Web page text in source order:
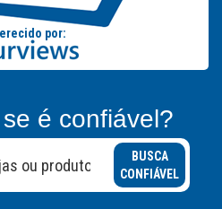
é confiável?
BUSCA
CONFIÁVEL